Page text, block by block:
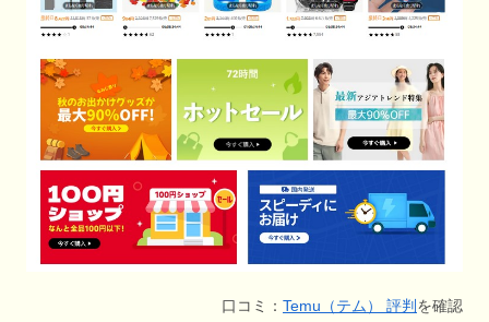
口コミ： Temu（テム） 評判 を確認